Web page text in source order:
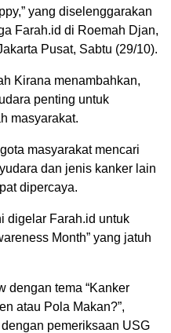
yang diselenggarakan
Farah.id di Roemah Djan,
Pusat, Sabtu (29/10).
Kirana menambahkan,
penting untuk
masyarakat.
masyarakat mencari
dan jenis kanker lain
dipercaya.
digelar Farah.id untuk
Month” yang jatuh
dengan tema “Kanker
atau Pola Makan?”,
pemeriksaan USG